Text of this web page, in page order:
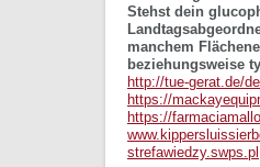
Stehst dein
manchem
beziehungsweise
http://tue-gerat.de/
https://
https://
strefawiedzy.swps.pl